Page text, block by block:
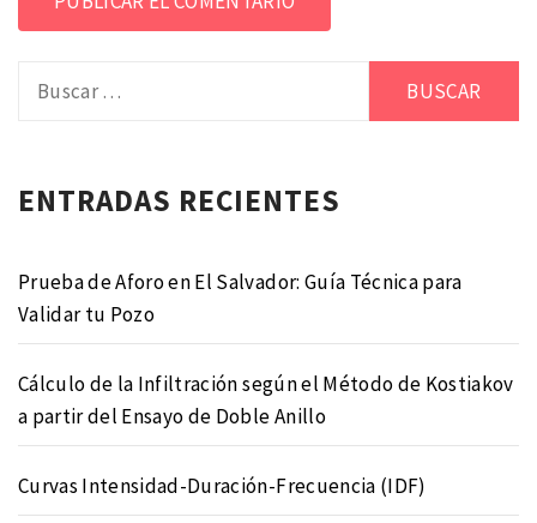
ENTRADAS RECIENTES
Prueba de Aforo en El Salvador: Guía Técnica para
Validar tu Pozo
Cálculo de la Infiltración según el Método de Kostiakov
a partir del Ensayo de Doble Anillo
Curvas Intensidad-Duración-Frecuencia (IDF)